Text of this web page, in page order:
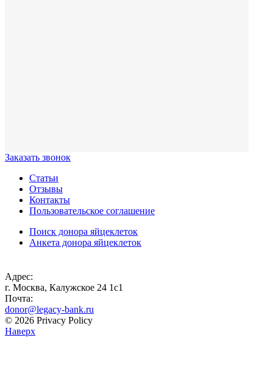
Заказать звонок
Статьи
Отзывы
Контакты
Пользовательское соглашение
Поиск донора яйцеклеток
Анкета донора яйцеклеток
Адрес:
г. Москва, Калужское 24 1с1
Почта:
donor@legacy-bank.ru
© 2026 Privacy Policy
Наверх